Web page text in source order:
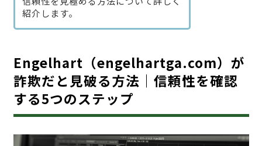
紹介します。
Engelhart（engelhartga.com）が
詐欺だと見破る方法｜信頼性を確認
する5つのステップ